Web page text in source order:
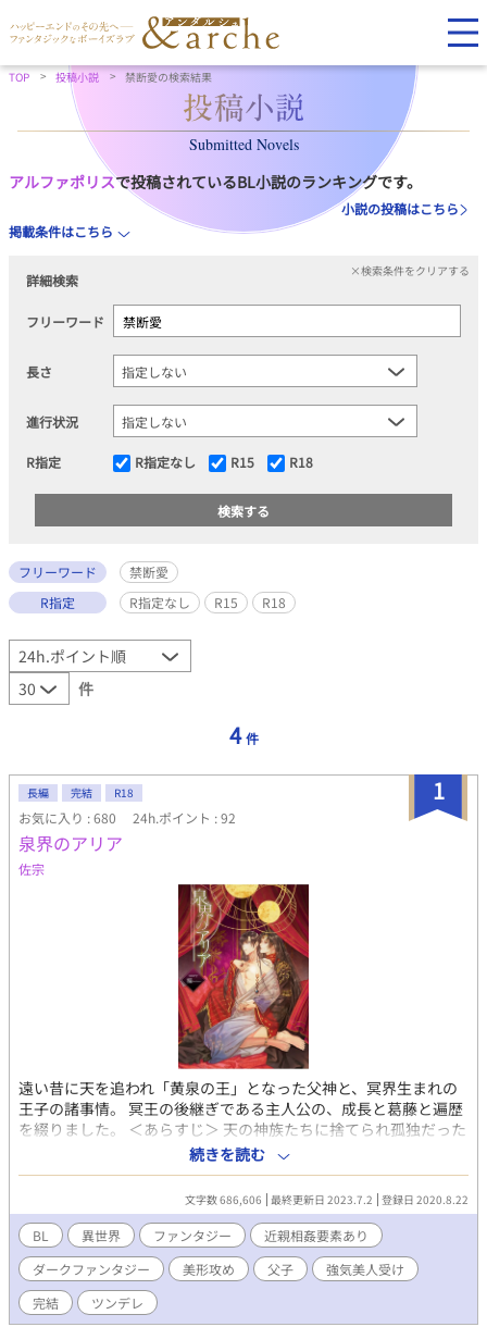
TOP 投稿小説 禁断愛の検索結果
Submitted Novels
アルファポリスで投稿されているBL小説のランキングです。
小説の投稿はこちら
掲載条件はこちら
詳細検索
×検索条件をクリアする
フリーワード
長さ
進行状況
R指定 R指定なし R15 R18
フリーワード
禁断愛
R指定
R指定なし R15 R18
件
4 件
1
長編 完結 R18
お気に入り : 680 24h.ポイント : 92
泉界のアリア
佐宗
遠い昔に天を追われ「黄泉の王」となった父神と、冥界生まれの
王子の諸事情。 冥王の後継ぎである主人公の、成長と葛藤と遍歴
を綴りました。 ＜あらすじ＞ 天の神族たちに捨てられ孤独だった
冥王は、妃神の忘れ形見・ナシェル王子を溺愛する。 しかし成長
したナシェルは、自分を(性的に)躾けた王への複雑な感情に苦悩
する。 淫らに育てられた憎しみと、冥王の絶大な力を身に受けた
いという欲望。 愛憎に揺れるナシェルの行動が、やがて大きな騒
動を生むことになり…。 配下の魔族たちや天の神族も交えて展開
する、厄介な父子関係の行末は？ ――――以下注意書きなど。 ◆
神族は不老ですが『不死ではない』世界観です。最上位種族とい
うだけで神らしい立派な行動は特にしません。 ギリシャ神話のよ
うに人間くさくて色々やらかす生身の神々です。 ・BL作品ですが
続きを読む
文字数 686,606 最終更新日 2023.7.2 登録日 2020.8.22
BL 異世界 ファンタジー
近親相姦要素あり
ダークファンタジー
美形攻め 父子
強気美人受け
完結
ツンデレ